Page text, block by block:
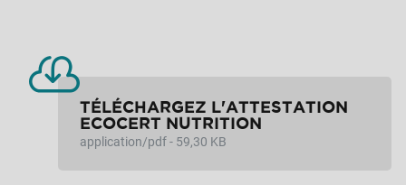
TÉLÉCHARGEZ L'ATTESTATION
ECOCERT NUTRITION
application/pdf - 59,30 KB